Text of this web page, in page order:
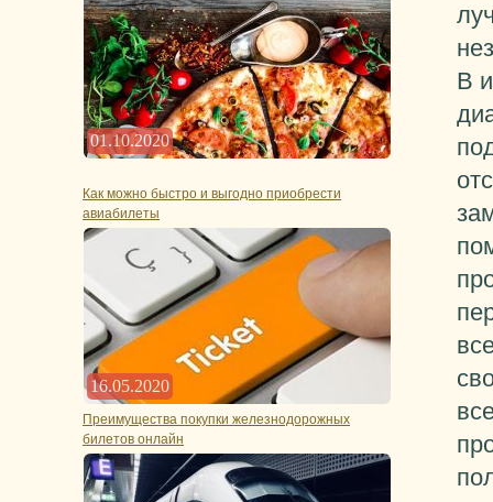
01.10.2020
Как можно быстро и выгодно приобрести
авиабилеты
16.05.2020
Преимущества покупки железнодорожных
билетов онлайн
В